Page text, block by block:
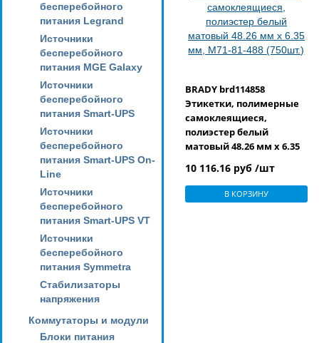
бесперебойного
питания Legrand
Источники
бесперебойного
питания MGE Galaxy
Источники
бесперебойного
питания Smart-UPS
Источники
бесперебойного
питания Smart-UPS On-
Line
Источники
бесперебойного
питания Smart-UPS VT
Источники
бесперебойного
питания Symmetra
Стабилизаторы
напряжения
Коммутаторы и модули
Блоки питания
BRADY brd114858
Этикетки, полимерные
самоклеящиеся,
полиэстер белый
матовый 48.26 мм х 6.35
10 116.16 руб /шт
В КОРЗИНУ